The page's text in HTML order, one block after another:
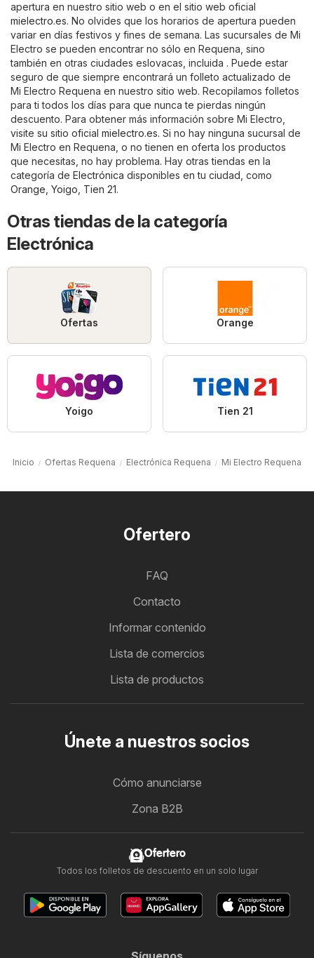
apertura en nuestro sitio web o en el sitio web oficial
mielectro.es. No olvides que los horarios de apertura pueden
variar en días festivos y fines de semana. Las sucursales de Mi
Electro se pueden encontrar no sólo en Requena, sino
también en otras ciudades eslovacas, incluida . Puede estar
seguro de que siempre encontrará un folleto actualizado de
Mi Electro Requena en nuestro sitio web. Recopilamos folletos
para ti todos los días para que nunca te pierdas ningún
descuento. Para obtener más información sobre Mi Electro,
visite su sitio oficial mielectro.es. Si no hay ninguna sucursal de
Mi Electro en Requena, o no tienen en oferta los productos
que necesitas, no hay problema. Hay otras tiendas en la
categoría de Electrónica disponibles en tu ciudad, como
Orange Yoigo Tien 21.
Otras tiendas de la categoría
Electrónica
Ofertas Orange
Yoigo Tien 21
Inicio Ofertas Requena Electrónica Requena Mi Electro Requena
Ofertero
FAQ
Contacto
Informar contenido
Lista de comercios
Lista de productos
Únete a nuestros socios
Cómo anunciarse
Zona B2B
Ofertero
Todos los folletos de descuento en un solo lugar